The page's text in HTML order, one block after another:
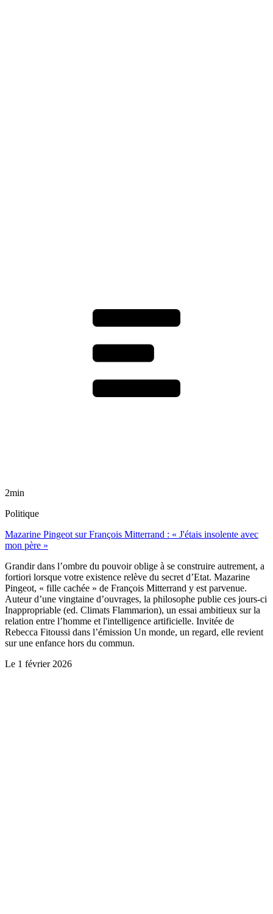
2min
Politique
Mazarine Pingeot sur François Mitterrand : « J'étais insolente avec
mon père »
Grandir dans l’ombre du pouvoir oblige à se construire autrement, a
fortiori lorsque votre existence relève du secret d’Etat. Mazarine
Pingeot, « fille cachée » de François Mitterrand y est parvenue.
Auteur d’une vingtaine d’ouvrages, la philosophe publie ces jours-ci
Inappropriable (ed. Climats Flammarion), un essai ambitieux sur la
relation entre l’homme et l'intelligence artificielle. Invitée de
Rebecca Fitoussi dans l’émission Un monde, un regard, elle revient
sur une enfance hors du commun.
Le 1 février 2026